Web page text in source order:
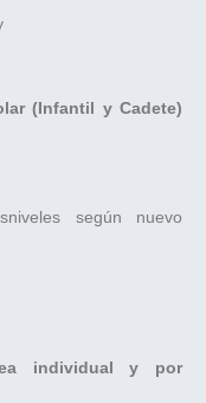
(Infantil y Cadete)
según nuevo
individual y por